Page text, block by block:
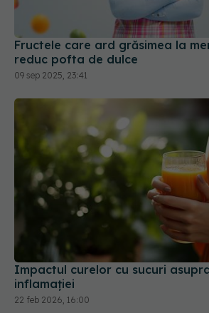
09 sep 2025, 23:41
Impactul curelor cu sucuri
inflamației
22 feb 2026, 16:00